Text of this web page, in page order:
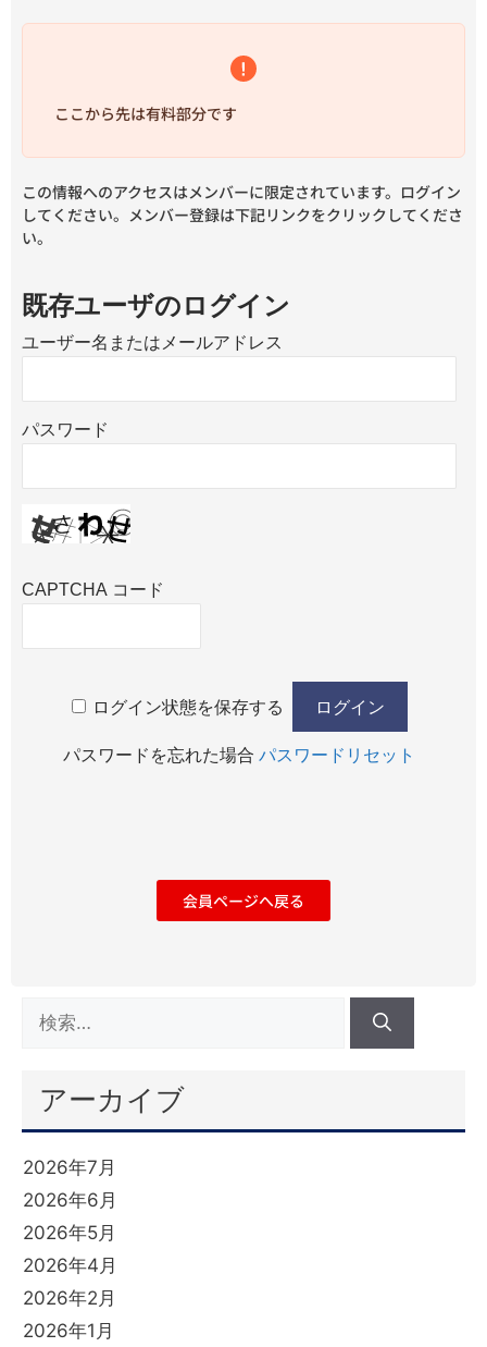
ここから先は有料部分です
この情報へのアクセスはメンバーに限定されています。ログイン
してください。メンバー登録は下記リンクをクリックしてくださ
い。
既存ユーザのログイン
ユーザー名またはメールアドレス
パスワード
CAPTCHA コード
ログイン状態を保存する
パスワードを忘れた場合 パスワードリセット
会員ページへ戻る
アーカイブ
2026年7月
2026年6月
2026年5月
2026年4月
2026年2月
2026年1月